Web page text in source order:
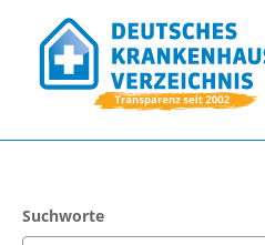
Suchworte